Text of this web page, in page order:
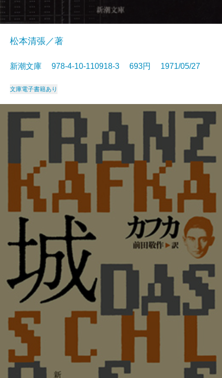
松本清張／著
新潮文庫 978-4-10-110918-3 693円 1971/05/27
文庫電子書籍あり